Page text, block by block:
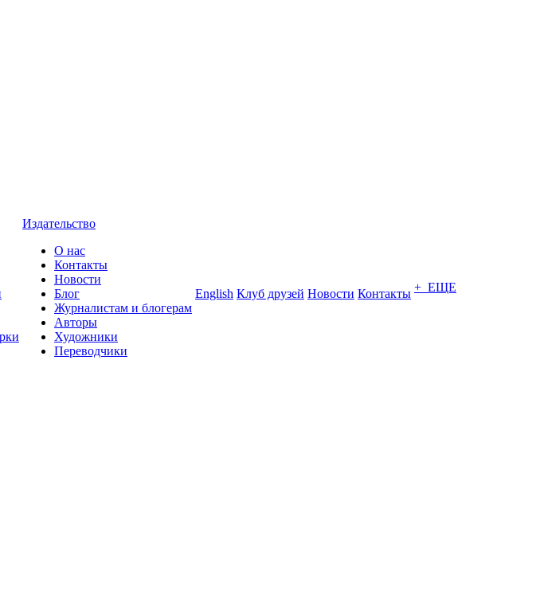
Издательство
О нас
Контакты
Новости
Блог
Журналистам и блогерам
Авторы
Художники
Переводчики
English Клуб друзей Новости Контакты + ЕЩЕ